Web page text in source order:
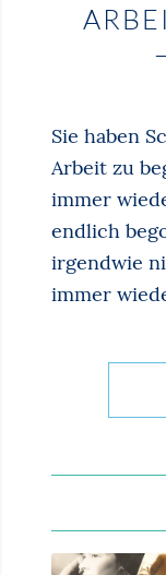
Sie haben
Arbeit zu
immer
endlich
irgendwie
immer